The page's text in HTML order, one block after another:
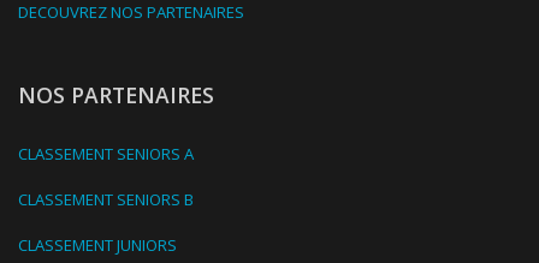
DECOUVREZ NOS PARTENAIRES
NOS PARTENAIRES
CLASSEMENT SENIORS A
CLASSEMENT SENIORS B
CLASSEMENT JUNIORS